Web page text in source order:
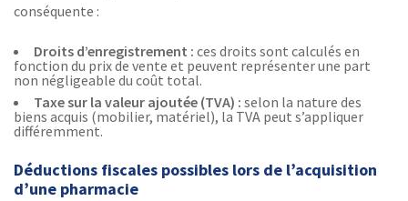
conséquente :
Droits d’enregistrement : ces droits sont calculés en
fonction du prix de vente et peuvent représenter une part
non négligeable du coût total.
Taxe sur la valeur ajoutée (TVA) : selon la nature des
biens acquis (mobilier, matériel), la TVA peut s’appliquer
différemment.
Déductions fiscales possibles lors de l’acquisition
d’une pharmacie